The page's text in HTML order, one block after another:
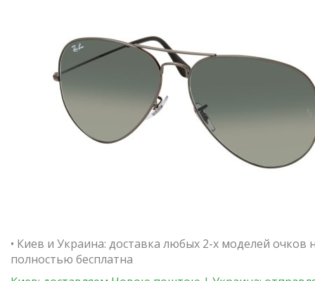
• Киев и Украина: доставка любых 2-х моделей очков
полностью бесплатна